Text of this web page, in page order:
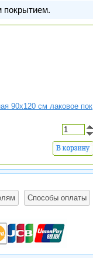
покрытием.
90x120 см лаковое пок
Способы оплаты